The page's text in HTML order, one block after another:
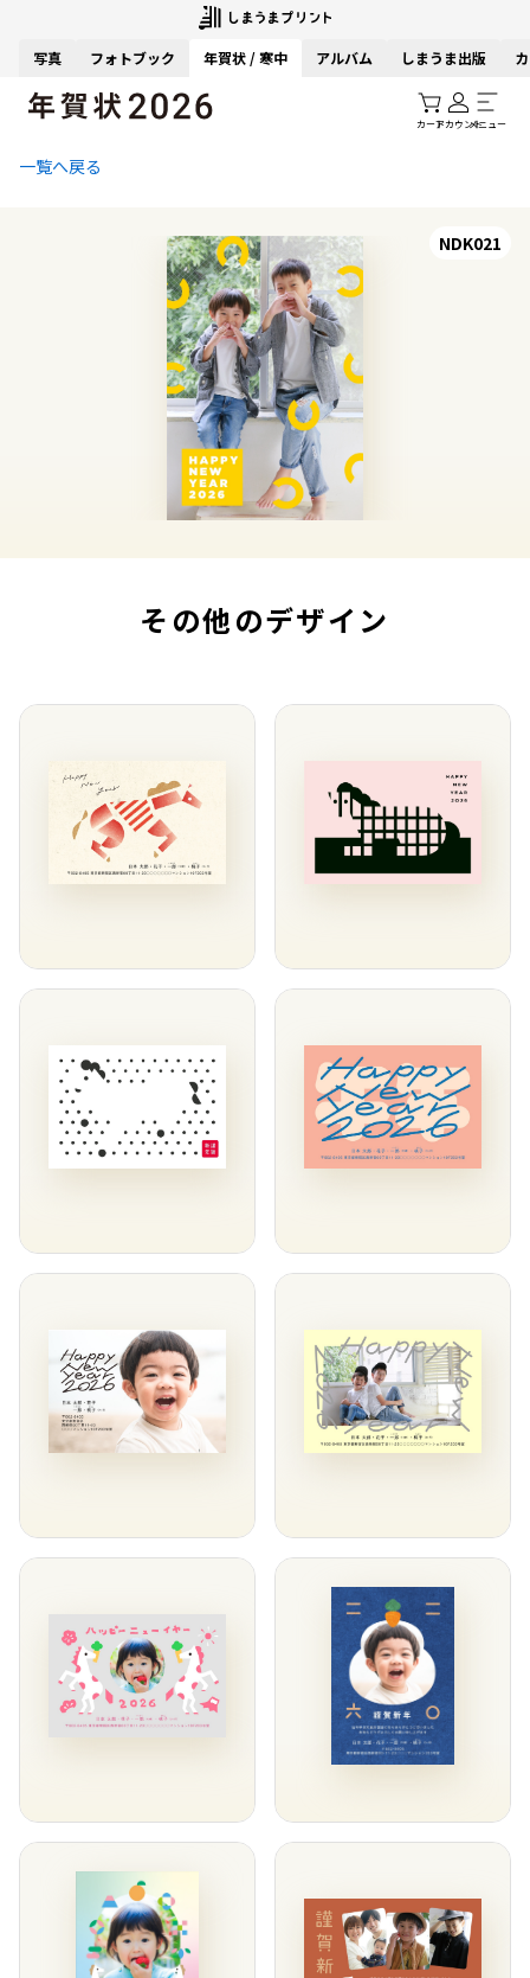
写真 フォトブック 年賀状 / 寒中 アルバム しまうま出版
カートアカウントメニュー
一覧へ戻る
NDK021
その他のデザイン